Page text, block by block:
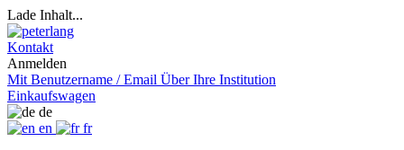
Lade Inhalt...
Kontakt
Anmelden
Mit Benutzername / Email Über Ihre Institution
Einkaufswagen
de
en
fr